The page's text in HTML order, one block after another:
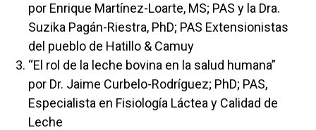
por Enrique Martínez-Loarte, MS; PAS y la Dra.
Suzika Pagán-Riestra, PhD; PAS Extensionistas
del pueblo de Hatillo & Camuy
“El rol de la leche bovina en la salud humana”
por Dr. Jaime Curbelo-Rodríguez; PhD; PAS,
Especialista en Fisiología Láctea y Calidad de
Leche